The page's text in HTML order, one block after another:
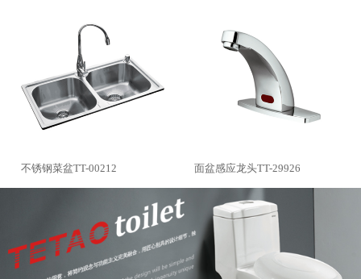
不锈钢菜盆TT-00212 面盆感应龙头TT-29926